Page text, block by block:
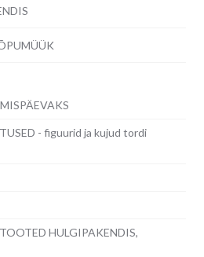
- figuurid ja kujud tordi
HULGIPAKENDIS,